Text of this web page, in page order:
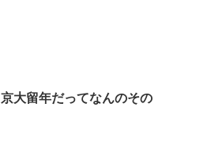
京大留年だってなんのその